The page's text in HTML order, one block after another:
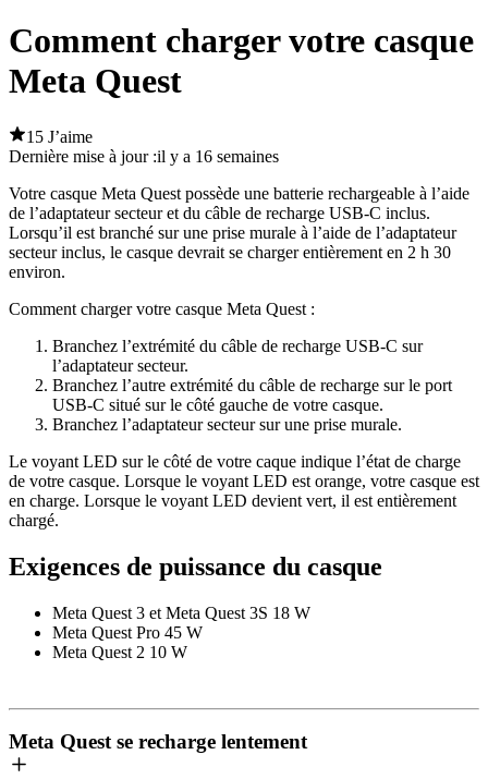
Comment charger votre casque
Meta Quest
15 J’aime
Dernière mise à jour :il y a 16 semaines
Votre casque Meta Quest possède une batterie rechargeable à l’aide
de l’adaptateur secteur et du câble de recharge USB-C inclus.
Lorsqu’il est branché sur une prise murale à l’aide de l’adaptateur
secteur inclus, le casque devrait se charger entièrement en 2 h 30
environ.
Comment charger votre casque Meta Quest :
Branchez l’extrémité du câble de recharge USB-C sur
l’adaptateur secteur.
Branchez l’autre extrémité du câble de recharge sur le port
USB-C situé sur le côté gauche de votre casque.
Branchez l’adaptateur secteur sur une prise murale.
Le voyant LED sur le côté de votre caque indique l’état de charge
de votre casque. Lorsque le voyant LED est orange, votre casque est
en charge. Lorsque le voyant LED devient vert, il est entièrement
chargé.
Exigences de puissance du casque
Meta Quest 3 et Meta Quest 3S 18 W
Meta Quest Pro 45 W
Meta Quest 2 10 W
Meta Quest se recharge lentement